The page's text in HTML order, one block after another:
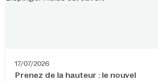
17/07/2026
Prenez de la hauteur : le nouvel